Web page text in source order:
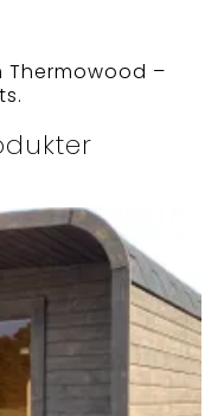
Thermowood –